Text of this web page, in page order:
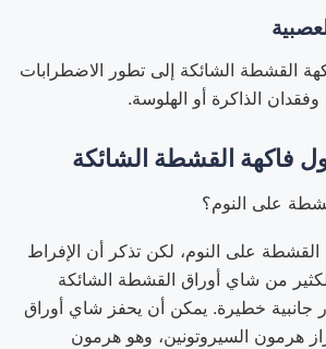
القشطة الشائكة إلى تطور الاضطرابات
الذاكرة أو الهلوسة.
فاكهة القشطة الشائكة
على النوم؟
على النوم، لكن تذكر أن الإفراط
من شاي أوراق القشطة الشائكة
جانبية خطيرة. يمكن أن يحفز شاي أوراق
هرمون السيروتونين، وهو هرمون